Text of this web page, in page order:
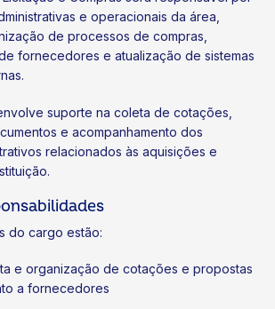
e operacionais da área,
de processos de compras,
fornecedores e atualização de sistemas
suporte na coleta de cotações,
e acompanhamento dos
relacionados às aquisições e
do cargo estão:
e organização de cotações e propostas
a fornecedores